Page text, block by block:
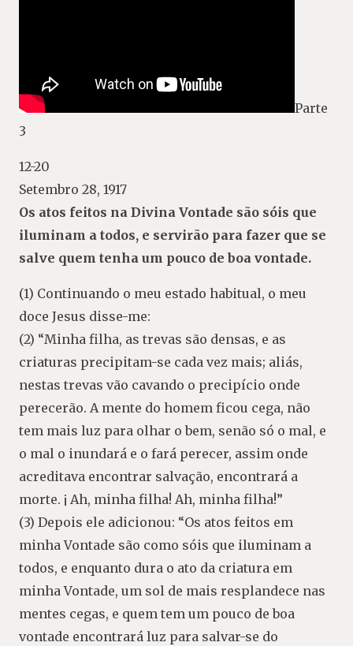
Parte
3
12-20
Setembro 28, 1917
Os atos feitos na Divina Vontade são sóis que
iluminam a todos, e servirão para fazer que se
salve quem tenha um pouco de boa vontade.
(1) Continuando o meu estado habitual, o meu
doce Jesus disse-me:
(2) “Minha filha, as trevas são densas, e as
criaturas precipitam-se cada vez mais; aliás,
nestas trevas vão cavando o precipício onde
perecerão. A mente do homem ficou cega, não
tem mais luz para olhar o bem, senão só o mal, e
o mal o inundará e o fará perecer, assim onde
acreditava encontrar salvação, encontrará a
morte. ¡ Ah, minha filha! Ah, minha filha!”
(3) Depois ele adicionou: “Os atos feitos em
minha Vontade são como sóis que iluminam a
todos, e enquanto dura o ato da criatura em
minha Vontade, um sol de mais resplandece nas
mentes cegas, e quem tem um pouco de boa
vontade encontrará luz para salvar-se do